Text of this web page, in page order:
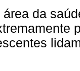
da